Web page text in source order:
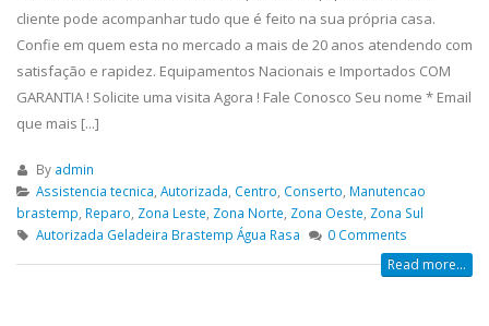
cliente pode acompanhar tudo que é feito na sua própria casa.
Confie em quem esta no mercado a mais de 20 anos atendendo com
satisfação e rapidez. Equipamentos Nacionais e Importados COM
GARANTIA ! Solicite uma visita Agora ! Fale Conosco Seu nome * Email
que mais [...]
By admin
Assistencia tecnica, Autorizada, Centro, Conserto, Manutencao
brastemp, Reparo, Zona Leste, Zona Norte, Zona Oeste, Zona Sul
Autorizada Geladeira Brastemp Água Rasa
0 Comments
Read more...